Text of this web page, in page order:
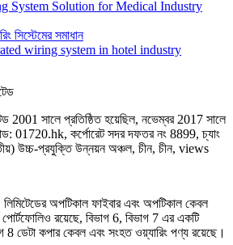
সিস্টেমের সমাধান
2001 সালে প্রতিষ্ঠিত হয়েছিল, নভেম্বর 2017 সালে
01720.hk, কর্পোরেট সদর দফতর নং 8899, চ্যাং
উচ্চ-প্রযুক্তি উন্নয়ন অঞ্চল, চীন, চীন, views
অপটিকাল ফাইবার এবং অপটিকাল কেবল
রয়েছে, বিভাগ 6, বিভাগ 7 এর একটি
8 ডেটা কপার কেবল এবং সংহত ওয়্যারিং পণ্য রয়েছে।